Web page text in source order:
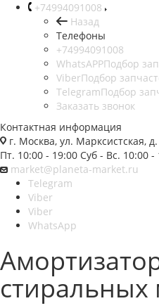
+74994091008
Назад
Телефоны
+74994091008
WhatsAPPПодбор
ViberПодбор
TelegramПодбор
Заказать звонок
Контактная информация
г. Москва, ул. Марксистская,
Пт. 10:00 - 19:00 Суб - Вс. 10:00 -
market@planeta-market.ru
Telegram
Viber
Viber
WhatsApp